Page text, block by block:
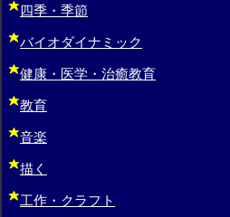
四季・季節
バイオダイナミック
健康・医学・治癒教育
教育
音楽
描く
工作・クラフト